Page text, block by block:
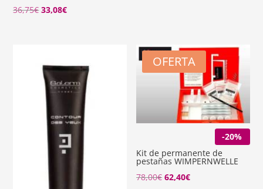
36,75€El
36,75€.
33,08€El
33,08€.
OFERTA
-20%
Kit de permanente de
pestañas WIMPERNWELLE
78,00€ 62,40€